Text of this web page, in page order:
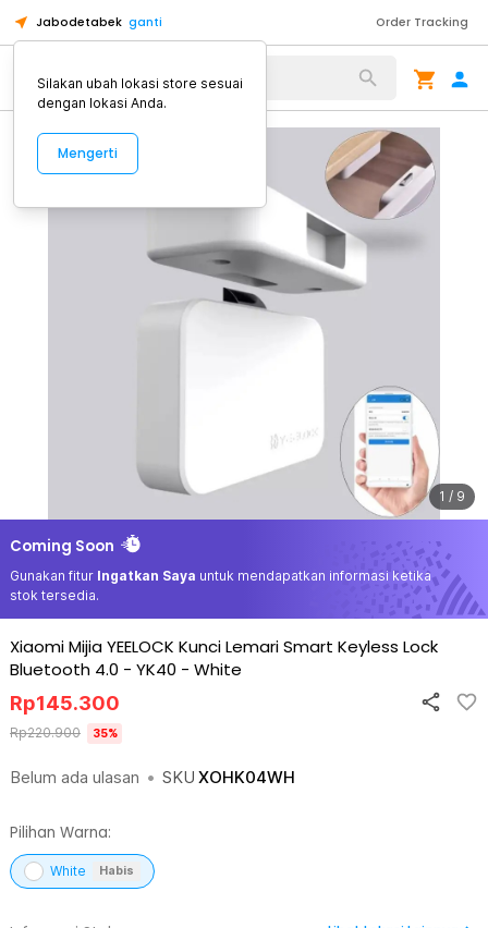
Jabodetabek ganti Order Tracking
Alat Kopi
1 / 9
Coming Soon
Gunakan fitur Ingatkan Saya untuk mendapatkan informasi ketika
stok tersedia.
Xiaomi Mijia YEELOCK Kunci Lemari Smart Keyless Lock
Bluetooth 4.0 - YK40 - White
Belum ada ulasan • SKU XOHK04WH
Rp145.300
Rp220.900 35%
Pilihan Warna:
White Habis
Silakan ubah lokasi store sesuai
dengan lokasi Anda.
Mengerti